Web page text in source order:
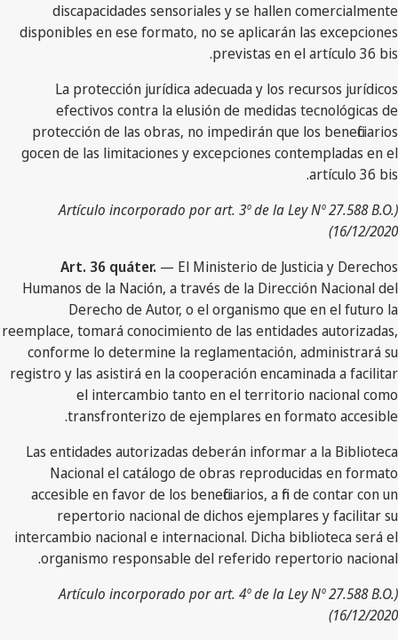
discapacidades sensoriales y se hallen comercialmente
disponibles en ese formato, no se aplicarán las excepciones
previstas en el artículo 36 bis.
La protección jurídica adecuada y los recursos jurídicos
efectivos contra la elusión de medidas tecnológicas de
protección de las obras, no impedirán que los beneficiarios
gocen de las limitaciones y excepciones contempladas en el
artículo 36 bis.
(Artículo incorporado por art. 3º de la Ley Nº 27.588 B.O.
16/12/2020)
Art. 36 quáter. — El Ministerio de Justicia y Derechos
Humanos de la Nación, a través de la Dirección Nacional del
Derecho de Autor, o el organismo que en el futuro la
reemplace, tomará conocimiento de las entidades autorizadas,
conforme lo determine la reglamentación, administrará su
registro y las asistirá en la cooperación encaminada a facilitar
el intercambio tanto en el territorio nacional como
transfronterizo de ejemplares en formato accesible.
Las entidades autorizadas deberán informar a la Biblioteca
Nacional el catálogo de obras reproducidas en formato
accesible en favor de los beneficiarios, a fin de contar con un
repertorio nacional de dichos ejemplares y facilitar su
intercambio nacional e internacional. Dicha biblioteca será el
organismo responsable del referido repertorio nacional.
(Artículo incorporado por art. 4º de la Ley Nº 27.588 B.O.
16/12/2020)